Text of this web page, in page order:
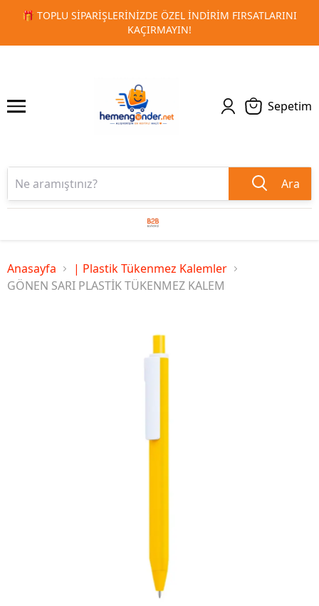
🚀 KURUMSAL PROMOSYON VE MATBAA
1 2
Sepetim
Ara
Anasayfa
| Plastik Tükenmez Kalemler
GÖNEN SARI PLASTİK TÜKENMEZ KALEM